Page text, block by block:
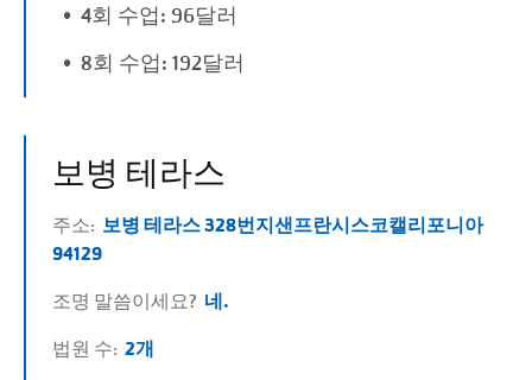
4회 수업: 96달러
8회 수업: 192달러
보병 테라스
주소: 보병 테라스 328번지샌프란시스코캘리포니아
94129
조명 말씀이세요? 네.
법원 수: 2개